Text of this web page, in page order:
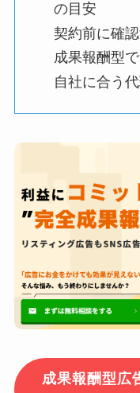
の目安
契約前に確
成果報酬型
自社に合う
成果報酬型広